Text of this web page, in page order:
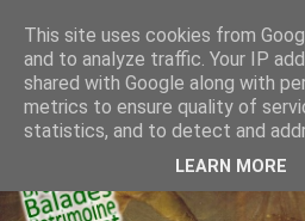
This site uses cookies from
and to analyze traffic. Your IP
shared with Google along with
metrics to ensure quality of
statistics, and to detect and
LEARN MORE